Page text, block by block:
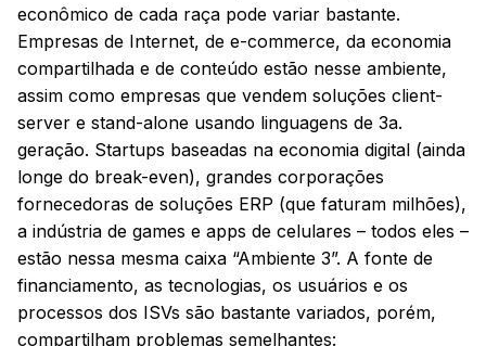
econômico de cada raça pode variar bastante.
Empresas de Internet, de e-commerce, da economia
compartilhada e de conteúdo estão nesse ambiente,
assim como empresas que vendem soluções client-
server e stand-alone usando linguagens de 3a.
geração. Startups baseadas na economia digital (ainda
longe do break-even), grandes corporações
fornecedoras de soluções ERP (que faturam milhões),
a indústria de games e apps de celulares – todos eles –
estão nessa mesma caixa “Ambiente 3”. A fonte de
financiamento, as tecnologias, os usuários e os
processos dos ISVs são bastante variados, porém,
compartilham problemas semelhantes: